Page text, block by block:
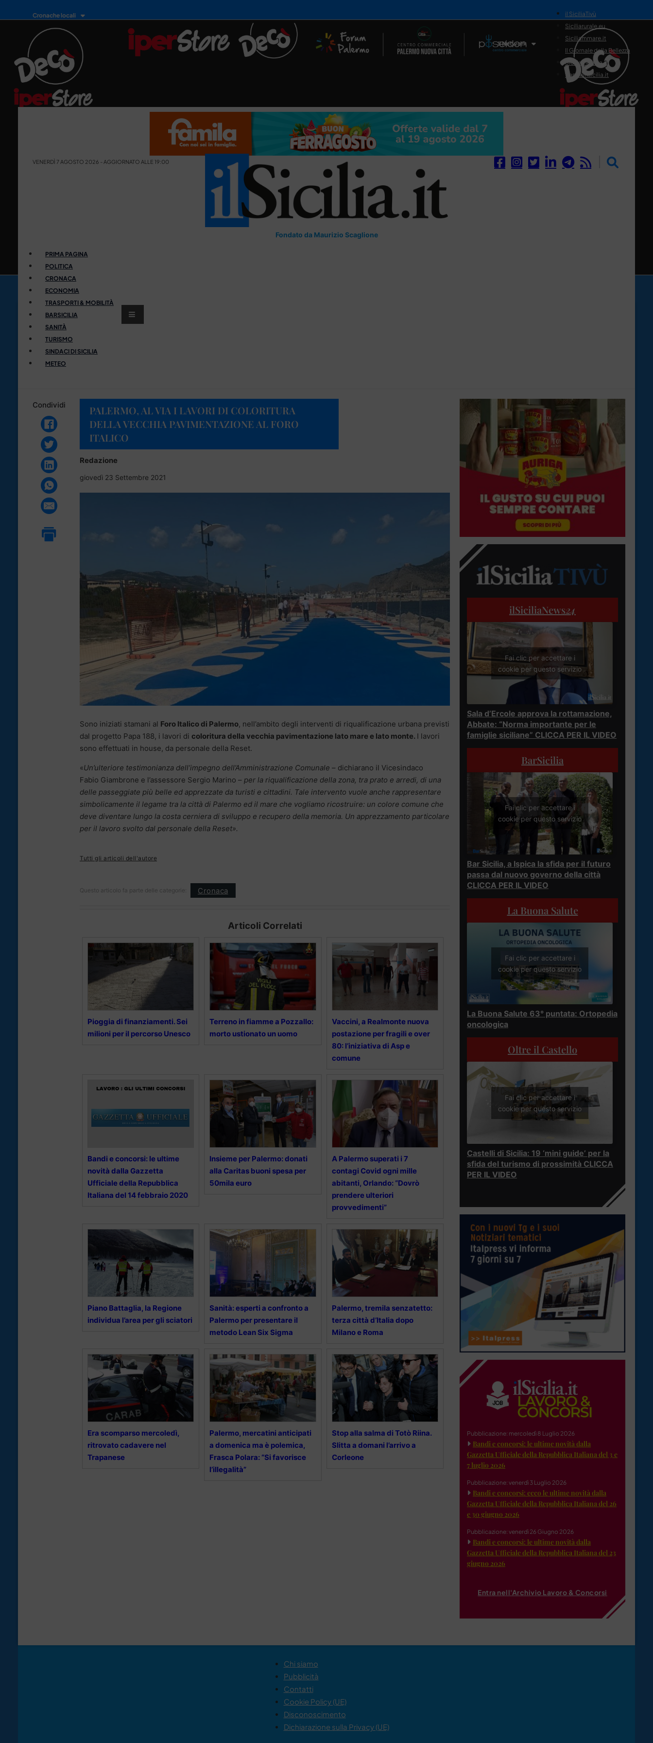
Cronache locali
Il Network
il SiciliaTivù
Siciliarurale.eu
Siciliammare.it
Il Giornale della Bellezza
Siciliamedica.it
Sanitainsicilia.it
VENERDÌ 7 AGOSTO 2026 - AGGIORNATO ALLE 19:00
Fondato da Maurizio Scaglione
PRIMA PAGINA
POLITICA
CRONACA
ECONOMIA
TRASPORTI & MOBILITÀ
BARSICILIA
SANITÀ
TURISMO
SINDACI DI SICILIA
METEO
Condividi
PALERMO, AL VIA I LAVORI DI COLORITURA
DELLA VECCHIA PAVIMENTAZIONE AL FORO
ITALICO
Redazione
giovedì 23 Settembre 2021
Sono iniziati stamani al Foro Italico di Palermo, nell’ambito degli interventi di riqualificazione urbana previsti
dal progetto Papa 188, i lavori di coloritura della vecchia pavimentazione lato mare e lato monte. I lavori
sono effettuati in house, da personale della Reset.
«Un’ulteriore testimonianza dell’impegno dell’Amministrazione Comunale – dichiarano il Vicesindaco
Fabio Giambrone e l’assessore Sergio Marino – per la riqualificazione della zona, tra prato e arredi, di una
delle passeggiate più belle ed apprezzate da turisti e cittadini. Tale intervento vuole anche rappresentare
simbolicamente il legame tra la città di Palermo ed il mare che vogliamo ricostruire: un colore comune che
deve diventare lungo la costa cerniera di sviluppo e recupero della memoria. Un apprezzamento particolare
per il lavoro svolto dal personale della Reset».
Tutti gli articoli dell'autore
Questo articolo fa parte delle categorie: Cronaca
Articoli Correlati
Pioggia di finanziamenti. Sei
milioni per il percorso Unesco
Terreno in fiamme a Pozzallo:
morto ustionato un uomo
Vaccini, a Realmonte nuova
postazione per fragili e over
80: l’iniziativa di Asp e
comune
Bandi e concorsi: le ultime
novità dalla Gazzetta
Ufficiale della Repubblica
Italiana del 14 febbraio 2020
Insieme per Palermo: donati
alla Caritas buoni spesa per
50mila euro
A Palermo superati i 7
contagi Covid ogni mille
abitanti, Orlando: “Dovrò
prendere ulteriori
provvedimenti”
Piano Battaglia, la Regione
individua l’area per gli sciatori
Sanità: esperti a confronto a
Palermo per presentare il
metodo Lean Six Sigma
Palermo, tremila senzatetto:
terza città d’Italia dopo
Milano e Roma
Era scomparso mercoledì,
ritrovato cadavere nel
Trapanese
Palermo, mercatini anticipati
a domenica ma è polemica,
Frasca Polara: “Si favorisce
l’illegalità”
Stop alla salma di Totò Riina.
Slitta a domani l’arrivo a
Corleone
ilSiciliaNews24
Fai clic per accettare i
cookie per questo servizio
Sala d’Ercole approva la rottamazione,
Abbate: “Norma importante per le
famiglie siciliane” CLICCA PER IL VIDEO
BarSicilia
Fai clic per accettare i
cookie per questo servizio
Bar Sicilia, a Ispica la sfida per il futuro
passa dal nuovo governo della città
CLICCA PER IL VIDEO
La Buona Salute
Fai clic per accettare i
cookie per questo servizio
La Buona Salute 63° puntata: Ortopedia
oncologica
Oltre il Castello
Fai clic per accettare i
cookie per questo servizio
Castelli di Sicilia: 19 ‘mini guide’ per la
sfida del turismo di prossimità CLICCA
PER IL VIDEO
Pubblicazione: mercoledì 8 Luglio 2026
Bandi e concorsi: le ultime novità dalla
Gazzetta Ufficiale della Repubblica Italiana del 3 e
7 luglio 2026
Pubblicazione: venerdì 3 Luglio 2026
Bandi e concorsi: ecco le ultime novità dalla
Gazzetta Ufficiale della Repubblica Italiana del 26
e 30 giugno 2026
Pubblicazione: venerdì 26 Giugno 2026
Bandi e concorsi: le ultime novità dalla
Gazzetta Ufficiale della Repubblica Italiana del 23
giugno 2026
Entra nell'Archivio Lavoro & Concorsi
Chi siamo
Pubblicità
Contatti
Cookie Policy (UE)
Disconoscimento
Dichiarazione sulla Privacy (UE)